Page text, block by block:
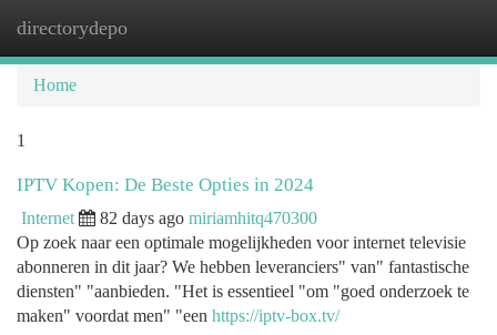
directorydepo
Home
1
IPTV Kopen: De Beste Opties in 2024
Internet 82 days ago miriamhitq470300
Op zoek naar een optimale mogelijkheden voor internet televisie
abonneren in dit jaar? We hebben leveranciers" van" fantastische
diensten" "aanbieden. "Het is essentieel "om "goed onderzoek te
maken" voordat men" "een https://iptv-box.tv/